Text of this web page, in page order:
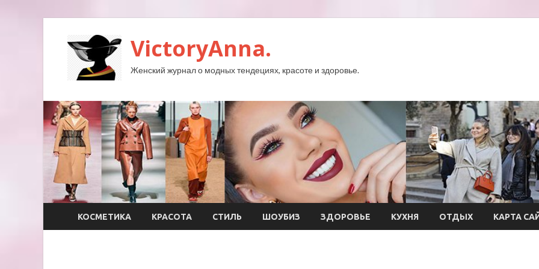
VictoryAnna.
Женский журнал о модных тендециях, красоте и здоровье.
КОСМЕТИКА КРАСОТА СТИЛЬ ШОУБИЗ ЗДОРОВЬЕ КУХНЯ ОТДЫХ КАРТА